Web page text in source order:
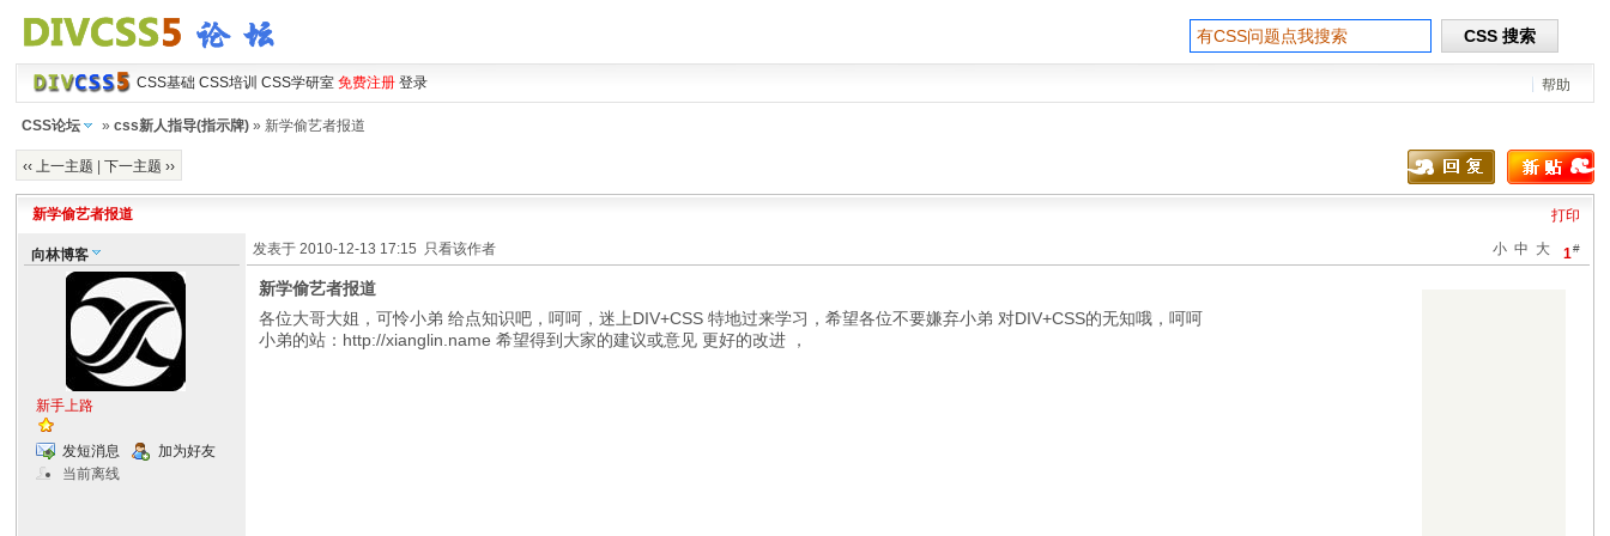
CSS基础 CSS培训 CSS学研室 免费注册 登录 帮助
CSS论坛 »css新人指导(指示牌) » 新学偷艺者报道
‹‹ 上一主题 |下一主题 ››
打印
新学偷艺者报道
向林博客
新手上路
发短消息
加为好友
当前离线
1#
大
中
小
发表于 2010-12-13 17:15 只看该作者
新学偷艺者报道
各位大哥大姐，可怜小弟 给点知识吧，呵呵，迷上DIV+CSS 特地过来学习，希望各位不要嫌弃小弟 对DIV+CSS的无知哦，呵呵
小弟的站：http://xianglin.name 希望得到大家的建议或意见 更好的改进 ，